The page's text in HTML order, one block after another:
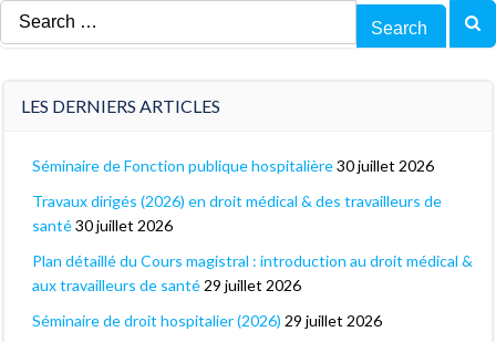
Search
for:
LES DERNIERS ARTICLES
Séminaire de Fonction publique hospitalière30 juillet 2026
Travaux dirigés (2026) en droit médical & des travailleurs de
santé30 juillet 2026
Plan détaillé du Cours magistral : introduction au droit médical &
aux travailleurs de santé 29 juillet 2026
Séminaire de droit hospitalier (2026) 29 juillet 2026